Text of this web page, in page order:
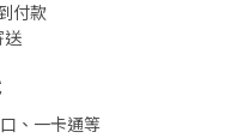
付款
送
、一卡通等